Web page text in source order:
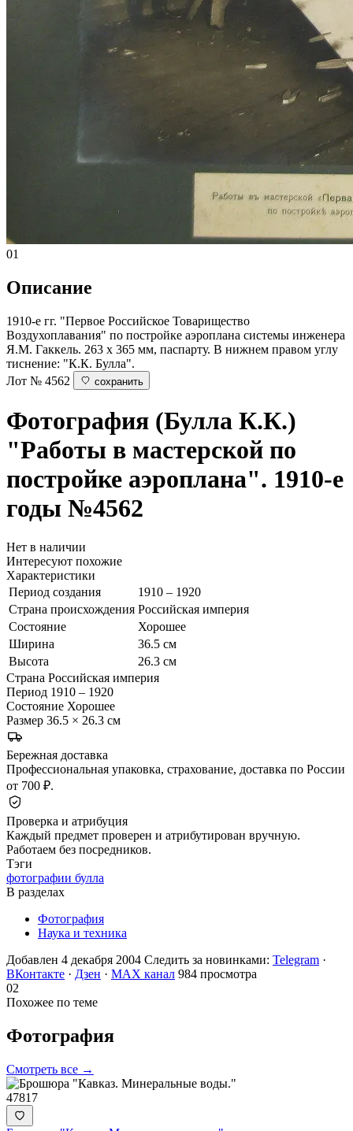
01
Описание
1910-е гг. "Первое Российское Товарищество
Воздухоплавания" по постройке аэроплана системы инженера
Я.М. Гаккель. 263 х 365 мм, паспарту. В нижнем правом углу
тиснение: "К.К. Булла".
Лот № 4562
сохранить
Фотография (Булла К.К.)
"Работы в мастерской по
постройке аэроплана". 1910-е
годы №4562
Нет в наличии
Интересуют похожие
Характеристики
Период создания
1910 – 1920
Страна происхождения Российская империя
Состояние
Хорошее
Ширина
36.5 см
Высота
26.3 см
Страна Российская империя
Период 1910 – 1920
Состояние Хорошее
Размер 36.5 × 26.3 см
Бережная доставка
Профессиональная упаковка, страхование, доставка по России
от 700 ₽.
Проверка и атрибуция
Каждый предмет проверен и атрибутирован вручную.
Работаем без посредников.
Тэги
фотографии булла
В разделах
Фотография
Наука и техника
Добавлен 4 декабря 2004 Следить за новинками: Telegram ·
ВКонтакте · Дзен · MAX канал 984 просмотра
02
Похожее по теме
Фотография
Смотреть все →
47817